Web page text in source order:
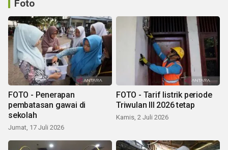
Foto
FOTO - Penerapan
pembatasan gawai di
sekolah
Jumat, 17 Juli 2026
FOTO - Tarif listrik periode
Triwulan III 2026 tetap
Kamis, 2 Juli 2026